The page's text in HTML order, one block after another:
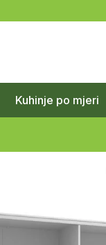
Kuhinje po mjeri